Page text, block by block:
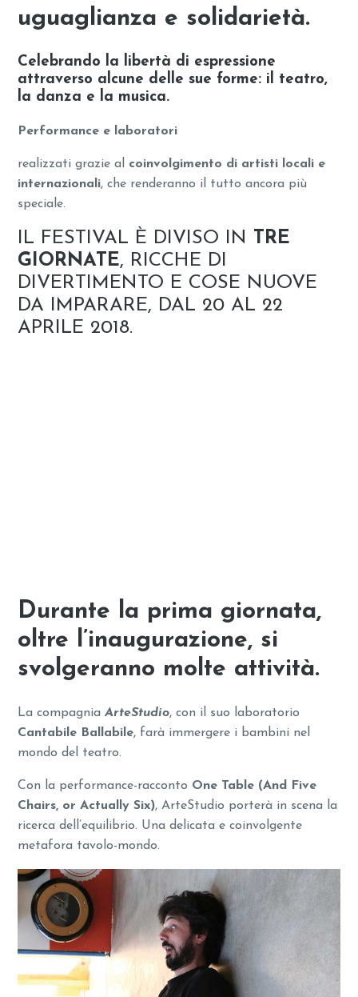
uguaglianza e solidarietà.
Celebrando la libertà di espressione
attraverso alcune delle sue forme: il teatro,
la danza e la musica.
Performance e laboratori
realizzati grazie al coinvolgimento di artisti locali e
internazionali, che renderanno il tutto ancora più
speciale.
IL FESTIVAL È DIVISO IN
TRE
GIORNATE, RICCHE DI
DIVERTIMENTO E COSE NUOVE
DA IMPARARE, DAL 20 AL 22
APRILE 2018.
Durante la prima giornata,
oltre l’inaugurazione, si
svolgeranno molte attività.
La compagniaArteStudio, con il suo laboratorio
Cantabile Ballabile, farà immergere i bambini nel
mondo del teatro.
Con la performance-racconto One Table (And Five
Chairs, or Actually Six), ArteStudio porterà in scena la
ricerca dell’equilibrio. Una delicata e coinvolgente
metafora tavolo-mondo.